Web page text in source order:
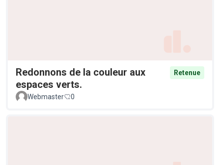
Redonnons de la couleur aux
espaces verts.
Retenue
Webmaster 0